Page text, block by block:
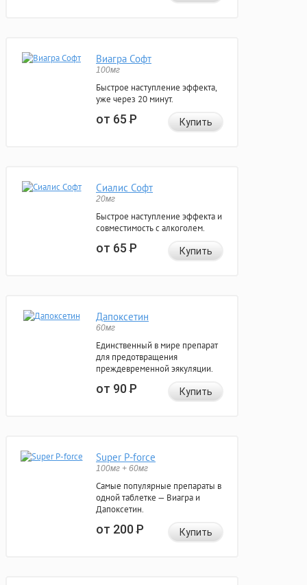
Виагра Софт
100мг
Быстрое наступление эффекта,
уже через 20 минут.
от 65Р Купить
Сиалис Софт
20мг
Быстрое наступление эффекта и
совместимость с алкоголем.
от 65Р Купить
Дапоксетин
60мг
Единственный в мире препарат
для предотвращения
преждевременной эякуляции.
от 90Р Купить
Super P-force
100мг + 60мг
Самые популярные препараты в
одной таблетке — Виагра и
Дапоксетин.
от 200Р Купить